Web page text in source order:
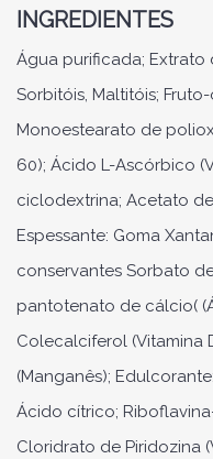
INGREDIENTES
Água purificada; Extrato
Sorbitóis, Maltitóis;
Monoestearato de
60); Ácido L-Ascórbico
ciclodextrina; Acetato
Espessante: Goma
conservantes Sorbato
pantotenato de cálcio(
Colecalciferol (Vitamina
(Manganês);
Ácido cítrico;
Cloridrato de Piridozina